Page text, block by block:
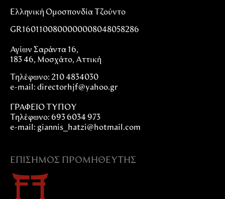
Ελληνική Ομοσπονδία Τζούντο
GR1601100800000008048058286
Αγίων Σαράντα 16,
183 46, Μοσχάτο, Αττική
Τηλέφωνο: 210 4834030
e-mail: directorhjf@yahoo.gr
ΓΡΑΦΕΙΟ ΤΥΠΟΥ
Τηλέφωνο: 693 6034 973
e-mail: giannis_hatzi@hotmail.com
ΕΠΊΣΗΜΟΣ ΠΡΟΜΗΘΕΥΤΉΣ